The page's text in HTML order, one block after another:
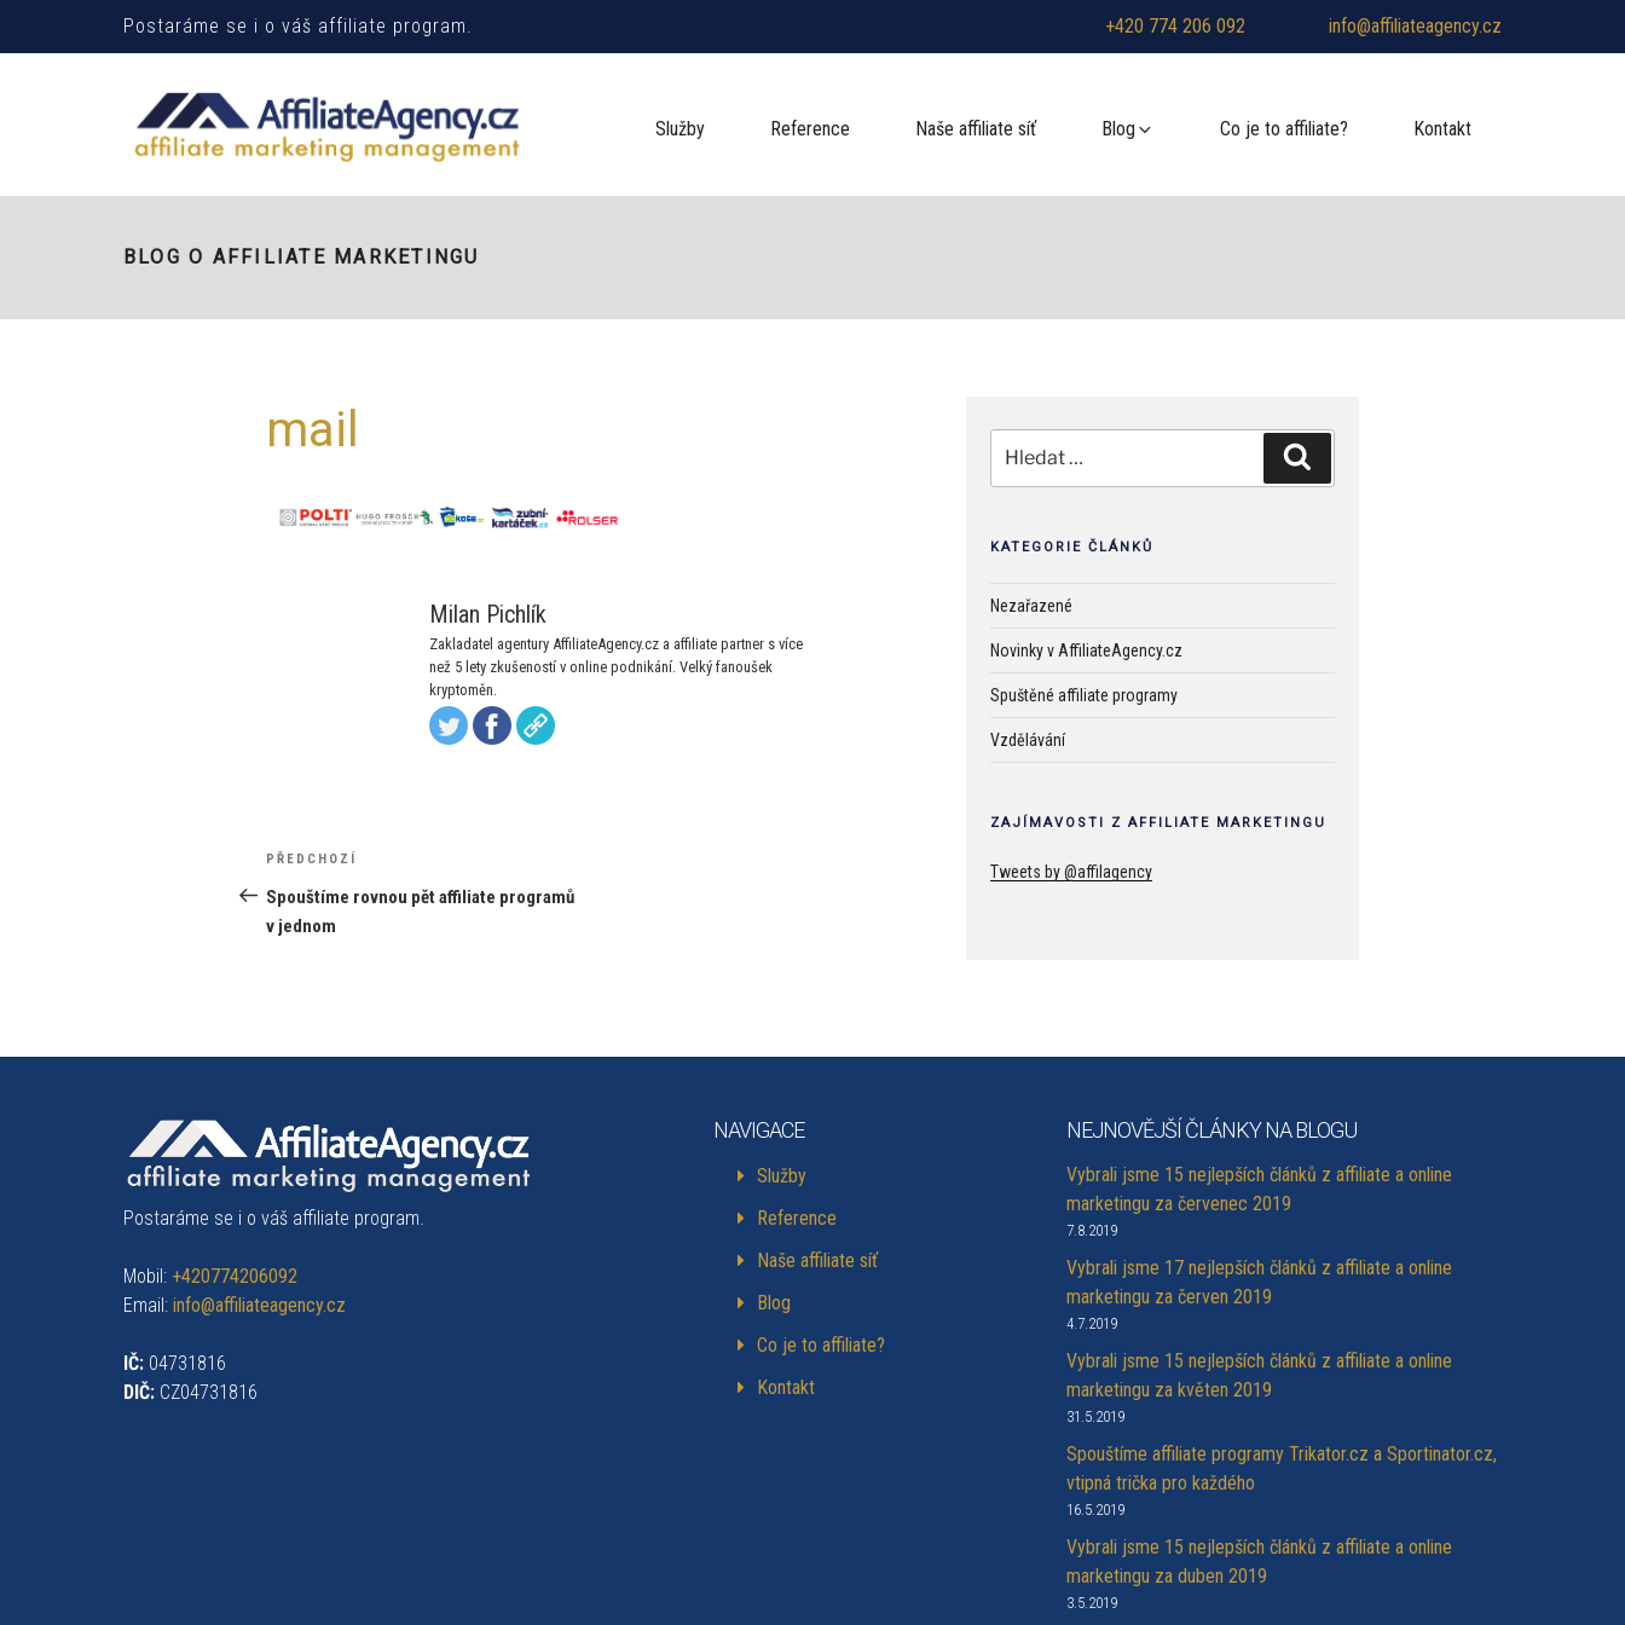
Postaráme se i o váš affiliate program. +420 774 206 092 info@affiliateagency.cz
Služby Reference Naše affiliate síť Blog Co je to affiliate? Kontakt
BLOG O AFFILIATE MARKETINGU
mail
Milan Pichlík
Zakladatel agentury AffiliateAgency.cz a affiliate partner s více
než 5 lety zkušeností v online podnikání. Velký fanoušek
kryptoměn.
Navigace
pro
příspěvek
Předchozí
příspěvek
PŘEDCHOZÍ
Spouštíme rovnou pět affiliate programů
v jednom
KATEGORIE ČLÁNKŮ
Nezařazené
Novinky v AffiliateAgency.cz
Spuštěné affiliate programy
Vzdělávání
ZAJÍMAVOSTI Z AFFILIATE MARKETINGU
Tweets by @affilagency
Postaráme se i o váš affiliate program.
Mobil: +420774206092
Email: info@affiliateagency.cz
IČ: 04731816
DIČ: CZ04731816
NAVIGACE
Služby
Reference
Naše affiliate síť
Blog
Co je to affiliate?
Kontakt
NEJNOVĚJŠÍ ČLÁNKY NA BLOGU
Vybrali jsme 15 nejlepších článků z affiliate a online
marketingu za červenec 2019
7.8.2019
Vybrali jsme 17 nejlepších článků z affiliate a online
marketingu za červen 2019
4.7.2019
Vybrali jsme 15 nejlepších článků z affiliate a online
marketingu za květen 2019
31.5.2019
Spouštíme affiliate programy Trikator.cz a Sportinator.cz,
vtipná trička pro každého
16.5.2019
Vybrali jsme 15 nejlepších článků z affiliate a online
marketingu za duben 2019
3.5.2019